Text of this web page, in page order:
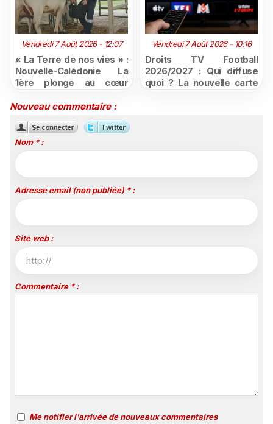
Vendredi 7 Août 2026 - 12:07
« La Terre de nos vies » :
Nouvelle-Calédonie La
1ère plonge au cœur
mutation
Vendredi 7 Août 2026 - 10:16
Droits TV Football
2026/2027 : Qui diffuse
quoi ? La nouvelle carte
Nouveau commentaire :
Nom * :
Adresse email (non publiée) * :
Site web :
Commentaire * :
Me notifier l'arrivée de nouveaux commentaires